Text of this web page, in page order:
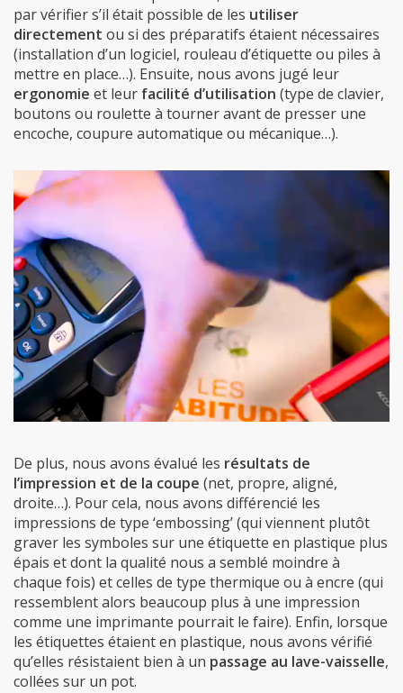
par vérifier s’il était possible de les utiliser
directement ou si des préparatifs étaient nécessaires
(installation d’un logiciel, rouleau d’étiquette ou piles à
mettre en place…). Ensuite, nous avons jugé leur
ergonomie et leur facilité d’utilisation (type de clavier,
boutons ou roulette à tourner avant de presser une
encoche, coupure automatique ou mécanique…).
De plus, nous avons évalué les résultats de
l’impression et de la coupe (net, propre, aligné,
droite…). Pour cela, nous avons différencié les
impressions de type ‘embossing’ (qui viennent plutôt
graver les symboles sur une étiquette en plastique plus
épais et dont la qualité nous a semblé moindre à
chaque fois) et celles de type thermique ou à encre (qui
ressemblent alors beaucoup plus à une impression
comme une imprimante pourrait le faire). Enfin, lorsque
les étiquettes étaient en plastique, nous avons vérifié
qu’elles résistaient bien à un passage au lave-vaisselle,
collées sur un pot.